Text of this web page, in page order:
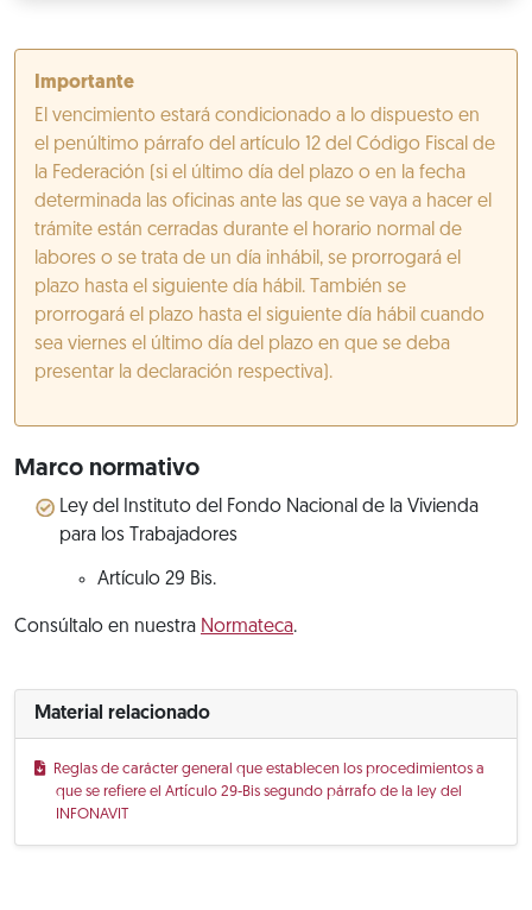
Importante
El vencimiento estará condicionado a lo dispuesto en
el penúltimo párrafo del artículo 12 del Código Fiscal de
la Federación (si el último día del plazo o en la fecha
determinada las oficinas ante las que se vaya a hacer el
trámite están cerradas durante el horario normal de
labores o se trata de un día inhábil, se prorrogará el
plazo hasta el siguiente día hábil. También se
prorrogará el plazo hasta el siguiente día hábil cuando
sea viernes el último día del plazo en que se deba
presentar la declaración respectiva).
Marco normativo
Ley del Instituto del Fondo Nacional de la Vivienda
para los Trabajadores
Artículo 29 Bis.
Consúltalo en nuestra Normateca.
Material relacionado
Reglas de carácter general que establecen los procedimientos a
que se refiere el Artículo 29-Bis segundo párrafo de la ley del
INFONAVIT